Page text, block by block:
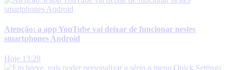
Atenção: a app YouTube vai deixar de funcionar nestes
smartphones Android
Hoje 13:29